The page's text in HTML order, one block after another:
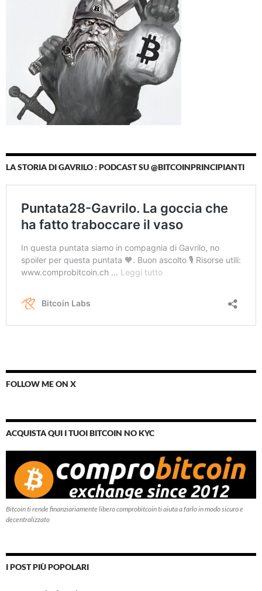
LA STORIA DI GAVRILO : PODCAST SU @BITCOINPRINCIPIANTI
FOLLOW ME ON X
ACQUISTA QUI I TUOI BITCOIN NO KYC
Bitcoin ti rende finanziariamente libero comprobitcoin ti aiuta a farlo in modo sicuro e
decentralizzato
I POST PIÙ POPOLARI